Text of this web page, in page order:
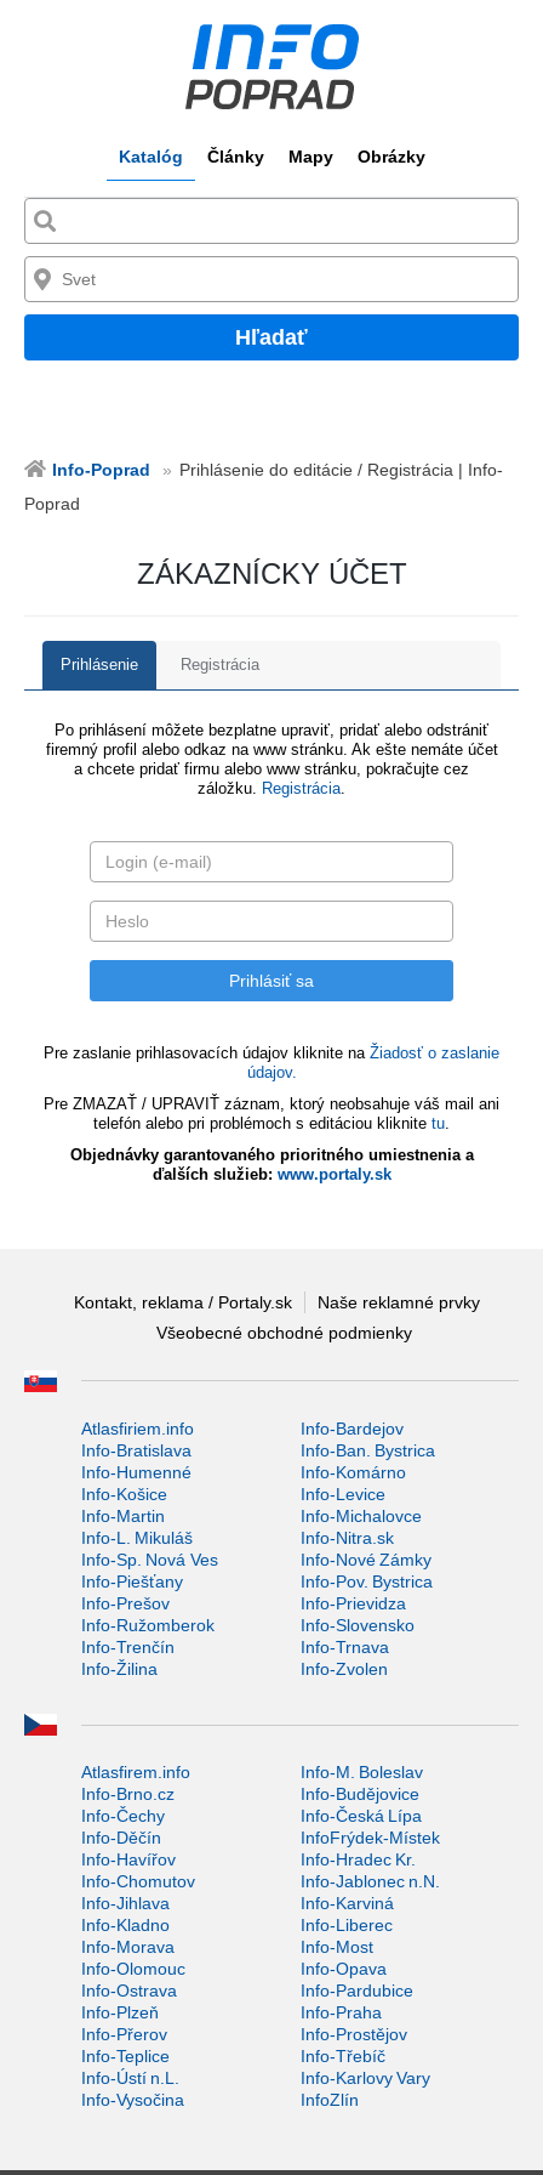
Katalóg Články Mapy Obrázky
Hľadať
Info-Poprad
Prihlásenie do editácie / Registrácia | Info-
Poprad
ZÁKAZNÍCKY ÚČET
Prihlásenie Registrácia
Po prihlásení môžete bezplatne upraviť, pridať alebo odstrániť
firemný profil alebo odkaz na www stránku. Ak ešte nemáte účet
a chcete pridať firmu alebo www stránku, pokračujte cez
záložku. Registrácia.
Pre zaslanie prihlasovacích údajov kliknite na Žiadosť o zaslanie
údajov.
Pre ZMAZAŤ / UPRAVIŤ záznam, ktorý neobsahuje váš mail ani
telefón alebo pri problémoch s editáciou kliknite tu.
Objednávky garantovaného prioritného umiestnenia a
ďalších služieb: www.portaly.sk
Kontakt, reklama / Portaly.sk
Naše reklamné prvky
Všeobecné obchodné podmienky
Atlasfiriem.info
Info-Bardejov
Info-Bratislava
Info-Ban. Bystrica
Info-Humenné
Info-Komárno
Info-Košice
Info-Levice
Info-Martin
Info-Michalovce
Info-L. Mikuláš
Info-Nitra.sk
Info-Sp. Nová Ves
Info-Nové Zámky
Info-Piešťany
Info-Pov. Bystrica
Info-Prešov
Info-Prievidza
Info-Ružomberok
Info-Slovensko
Info-Trenčín
Info-Trnava
Info-Žilina
Info-Zvolen
Atlasfirem.info
Info-M. Boleslav
Info-Brno.cz
Info-Budějovice
Info-Čechy
Info-Česká Lípa
Info-Děčín
InfoFrýdek-Místek
Info-Havířov
Info-Hradec Kr.
Info-Chomutov
Info-Jablonec n.N.
Info-Jihlava
Info-Karviná
Info-Kladno
Info-Liberec
Info-Morava
Info-Most
Info-Olomouc
Info-Opava
Info-Ostrava
Info-Pardubice
Info-Plzeň
Info-Praha
Info-Přerov
Info-Prostějov
Info-Teplice
Info-Třebíč
Info-Ústí n.L.
Info-Karlovy Vary
Info-Vysočina
InfoZlín